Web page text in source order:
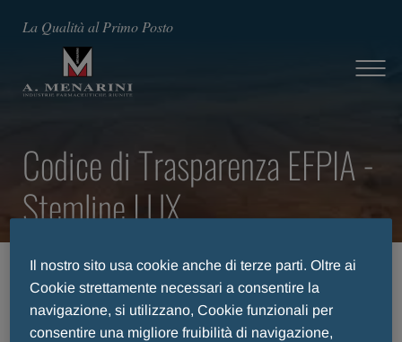
La Qualità al Primo Posto
Codice di Trasparenza EFPIA -
Stemline LUX
HOME
TRANSPARENCY
CODICE DI TRASPARENZA EFPIA
MENARINI IFR > TRANSPARENCY > CODICE DI TRASPARENZA
EFPIA PER LE AZIENDE DEL GRUPPO CHE NON HANNO SITO
Il nostro sito usa cookie anche di terze parti. Oltre ai
Cookie strettamente necessari a consentire la
navigazione, si utilizzano, Cookie funzionali per
consentire una migliore fruibilità di navigazione,